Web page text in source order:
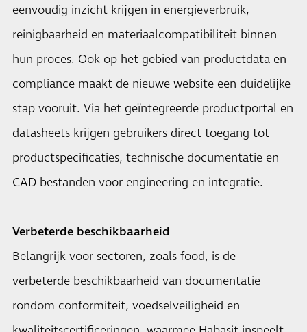
eenvoudig inzicht krijgen in energieverbruik,
reinigbaarheid en materiaalcompatibiliteit binnen
hun proces. Ook op het gebied van productdata en
compliance maakt de nieuwe website een duidelijke
stap vooruit. Via het geïntegreerde productportal en
datasheets krijgen gebruikers direct toegang tot
productspecificaties, technische documentatie en
CAD-bestanden voor engineering en integratie.
Verbeterde beschikbaarheid
Belangrijk voor sectoren, zoals food, is de
verbeterde beschikbaarheid van documentatie
rondom conformiteit, voedselveiligheid en